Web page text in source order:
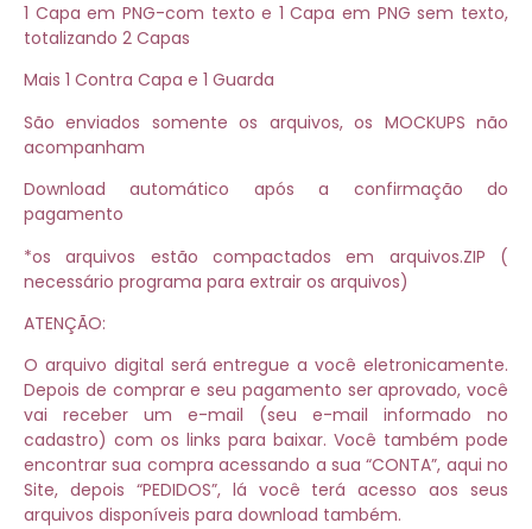
1 Capa em PNG-com texto e 1 Capa em PNG sem texto,
totalizando 2 Capas
Mais 1 Contra Capa e 1 Guarda
São enviados somente os arquivos, os MOCKUPS não
acompanham
Download automático após a confirmação do
pagamento
*os arquivos estão compactados em arquivos.ZIP (
necessário programa para extrair os arquivos)
ATENÇÃO:
O arquivo digital será entregue a você eletronicamente.
Depois de comprar e seu pagamento ser aprovado, você
vai receber um e-mail (seu e-mail informado no
cadastro) com os links para baixar. Você também pode
encontrar sua compra acessando a sua “CONTA”, aqui no
Site, depois “PEDIDOS”, lá você terá acesso aos seus
arquivos disponíveis para download também.